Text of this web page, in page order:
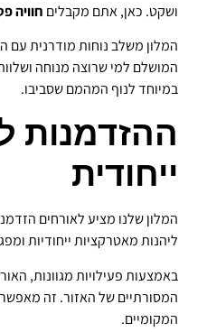
ושקט. כאן, אתם מקבלים חוויה
המלון משלב נוחות מודרנית עם
המושלם למי שרוצה מנוחה
במיוחד לנוף המהמם שסביבו.
ההזדמנות
ייחודית
המלון שלנו מציע לאורחים
ליהנות מאטרקציות ייחודיות
באמצעות פעילויות מגוונות,
המסורתיים של האזור. זה
המקומיים.